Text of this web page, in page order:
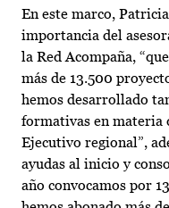
En este marco,
importancia del
la Red Acompaña,
más de 13.500
hemos desarrollado
formativas en materia
Ejecutivo regional”,
ayudas al inicio y
año convocamos por